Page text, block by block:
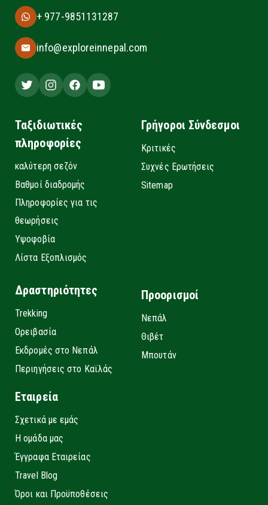
+ 977-9851131287
info@exploreinnepal.com
Ταξιδιωτικές
πληροφορίες
καλύτερη σεζόν
Βαθμοί διαδρομής
Πληροφορίες για τις
θεωρήσεις
Υψοφοβία
Λίστα Εξοπλισμός
Γρήγοροι Σύνδεσμοι
Κριτικές
Συχνές Ερωτήσεις
Sitemap
Δραστηριότητες
Trekking
Ορειβασία
Εκδρομές στο Νεπάλ
Περιηγήσεις στο Καϊλάς
Προορισμοί
Νεπάλ
Θιβέτ
Μπουτάν
Εταιρεία
Σχετικά με εμάς
Η ομάδα μας
Έγγραφα Εταιρείας
Travel Blog
Όροι και Προϋποθέσεις